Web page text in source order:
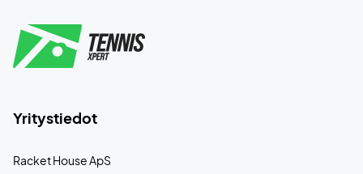
Yritystiedot
Racket House ApS